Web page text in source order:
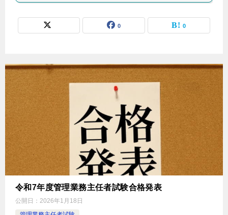
0 0
令和7年度管理業務主任者試験合格発表
公開日： 2026年1月18日